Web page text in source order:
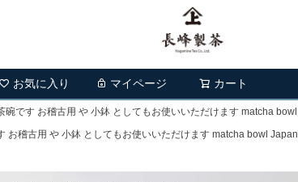
お気に入り マイページ カート
です お稽古用 や 小鉢 としてもお使いいただけます matcha
お稽古用 や 小鉢 としてもお使いいただけます matcha bowl